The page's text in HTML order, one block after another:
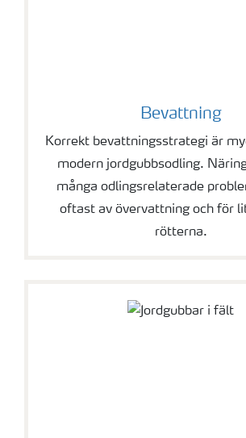
Bevattning
Korrekt bevattningsstrategi är
modern jordgubbsodling.
många odlingsrelaterade
oftast av övervattning och för
rötterna.